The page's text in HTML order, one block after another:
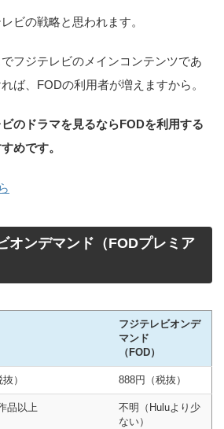
ビの戦略と思われます。
フジテレビのメインコンテンツであ
ば、FODの利用者が増えますから。
のドラマを見るならFODを利用する
めです。
オンデマンド（FODプレミア
フジテレビオンデ
マンド
（FOD）
） 888円（税抜）
品以上
不明（Huluより少
ない）